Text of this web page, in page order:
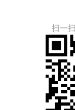
扫一